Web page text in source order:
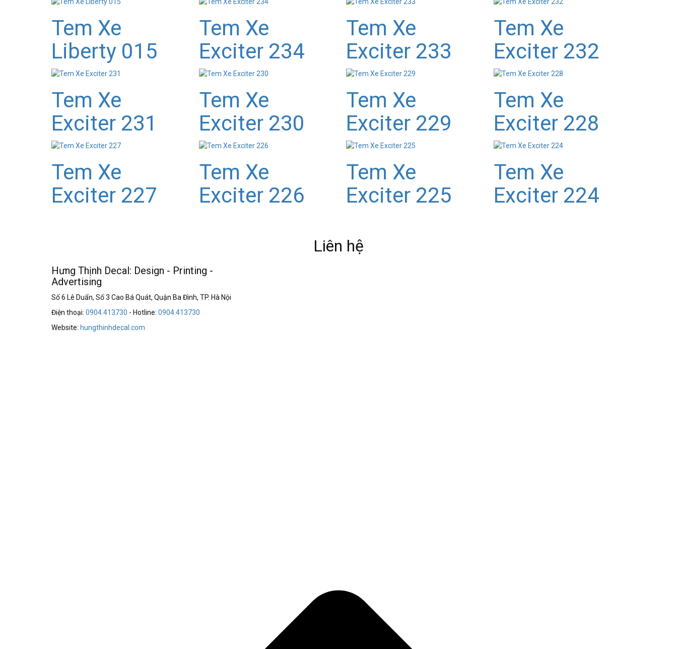
Tem Xe
Liberty 015
Tem Xe
Exciter 234
Tem Xe
Exciter 233
Tem Xe
Exciter 232
Tem Xe
Exciter 231
Tem Xe
Exciter 230
Tem Xe
Exciter 229
Tem Xe
Exciter 228
Tem Xe
Exciter 227
Tem Xe
Exciter 226
Tem Xe
Exciter 225
Tem Xe
Exciter 224
Liên hệ
Hưng Thịnh Decal: Design - Printing -
Advertising
Số 6 Lê Duẩn, Số 3 Cao Bá Quát, Quận Ba Đình, TP. Hà Nội
Điện thoại: 0904.413730 - Hotline: 0904.413730
Website: hungthinhdecal.com